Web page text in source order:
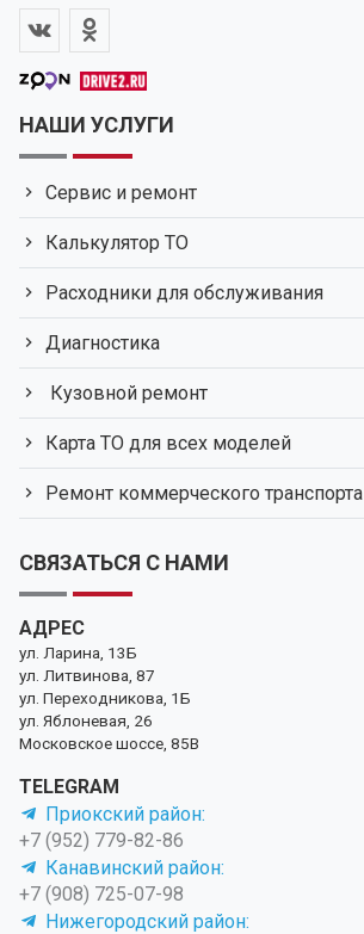
НАШИ УСЛУГИ
Сервис и ремонт
Калькулятор ТО
Расходники для обслуживания
Диагностика
Кузовной ремонт
Карта ТО для всех моделей
Ремонт коммерческого транспорта
СВЯЗАТЬСЯ С НАМИ
АДРЕС
ул. Ларина, 13Б
ул. Литвинова, 87
ул. Переходникова, 1Б
ул. Яблоневая, 26
Московское шоссе, 85В
TELEGRAM
Приокский район:
+7 (952) 779-82-86
Канавинский район:
+7 (908) 725-07-98
Нижегородский район: